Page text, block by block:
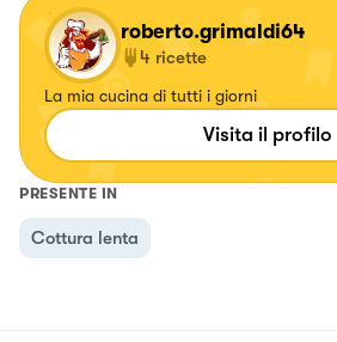
roberto.grimaldi64
4 ricette
La mia cucina di tutti i giorni
Visita il profilo
PRESENTE IN
Cottura lenta